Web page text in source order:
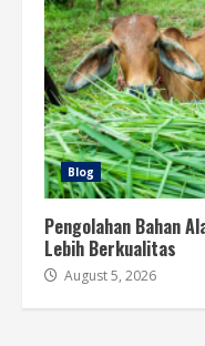
Blog
Pengolahan Bahan
Lebih Berkualitas
August 5, 2026